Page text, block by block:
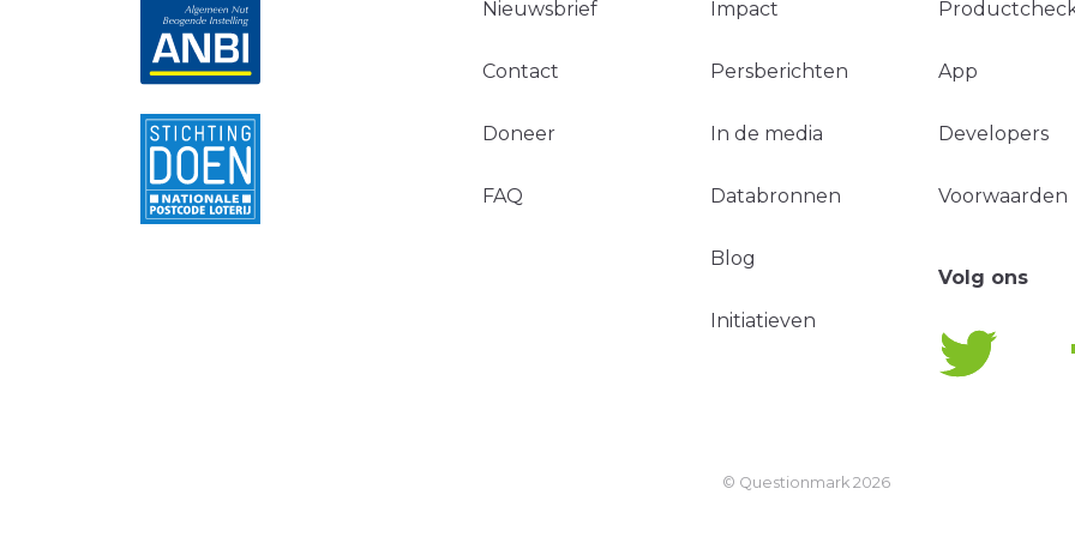
Nieuwsbrief
Contact
Doneer
FAQ
Impact
Persberichten
In de media
Databronnen
Blog
Initiatieven
App
Developers
Voorwaarden
Volg ons
© Questionmark 2026